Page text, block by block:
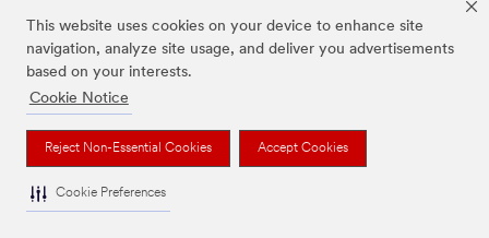
This website uses cookies on your device to enhance site
navigation, analyze site usage, and deliver you advertisements
based on your interests.
Cookie Notice
Reject Non-Essential Cookies Accept Cookies
Cookie Preferences